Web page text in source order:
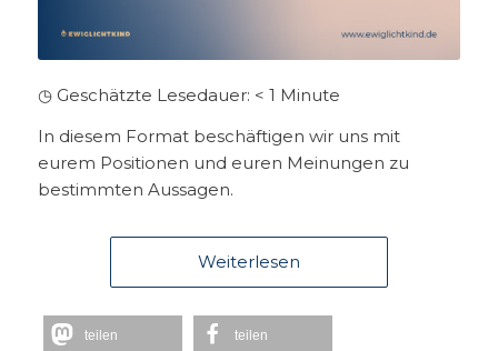
◷ Geschätzte Lesedauer: < 1 Minute
In diesem Format beschäftigen wir uns mit
eurem Positionen und euren Meinungen zu
bestimmten Aussagen.
Weiterlesen
teilen teilen